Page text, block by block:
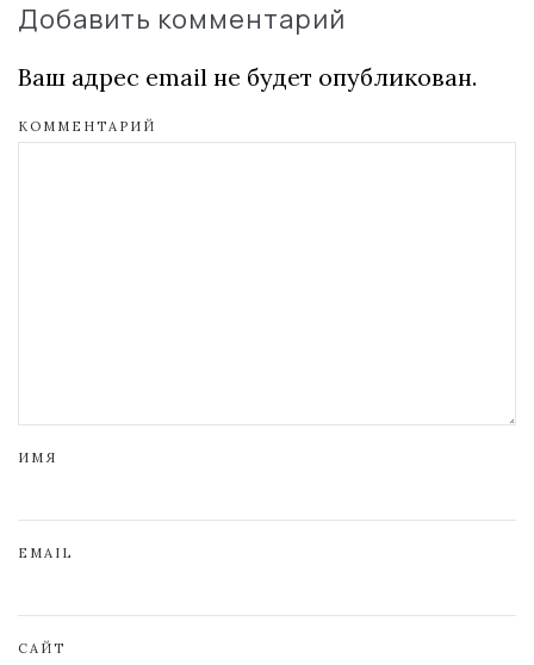
Добавить комментарий
Ваш адрес email не будет опубликован.
КОММЕНТАРИЙ
ИМЯ
EMAIL
САЙТ